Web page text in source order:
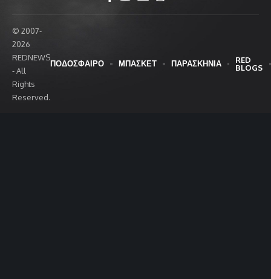
© 2007-
2026
REDNEWS
- All
Rights
Reserved.
ΠΟΔΟΣΦΑΙΡΟ ΜΠΑΣΚΕΤ ΠΑΡΑΣΚΗΝΙΑ
RED
BLOGS